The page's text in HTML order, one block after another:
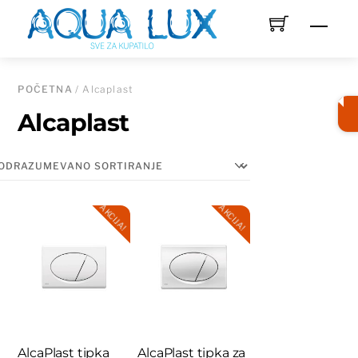
POČETNA/ Alcaplast
Alcaplast
AKCIJA!
AlcaPlast tipka
AKCIJA!
AlcaPlast tipka za